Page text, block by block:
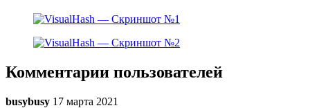
Комментарии пользователей
busybusy 17 марта 2021